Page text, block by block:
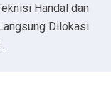
Handal dan
Dilokasi